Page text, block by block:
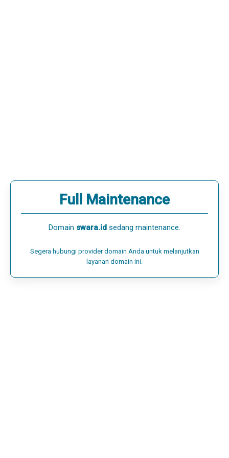
Full Maintenance
Domain swara.id sedang maintenance.
Segera hubungi provider domain Anda untuk melanjutkan
layanan domain ini.